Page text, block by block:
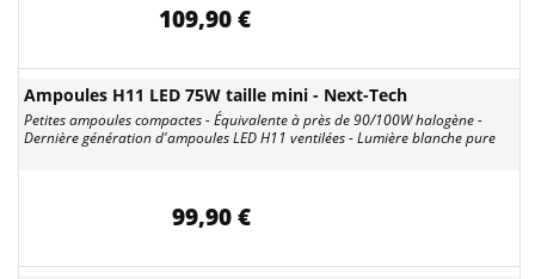
109,90 €
Ampoules H11 LED 75W taille mini - Next-Tech
Petites ampoules compactes - Équivalente à près de 90/100W halogène -
Dernière génération d'ampoules LED H11 ventilées - Lumière blanche pure
99,90 €